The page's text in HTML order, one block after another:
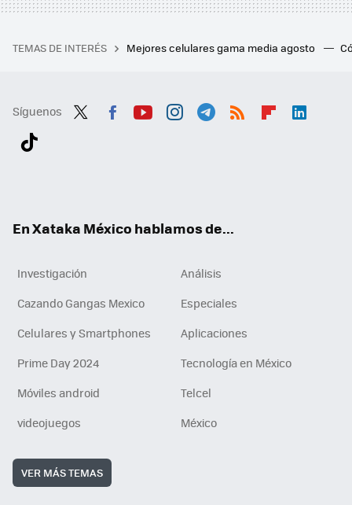
TEMAS DE INTERÉS Mejores celulares gama media agosto
Síguenos
En Xataka México hablamos de...
Investigación
Análisis
Cazando Gangas Mexico
Especiales
Celulares y Smartphones
Aplicaciones
Prime Day 2024
Tecnología en México
Móviles android
Telcel
videojuegos
México
VER MÁS TEMAS